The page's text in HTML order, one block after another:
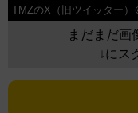
TMZのX（旧ツイッター）
まだまだ画
↓にス